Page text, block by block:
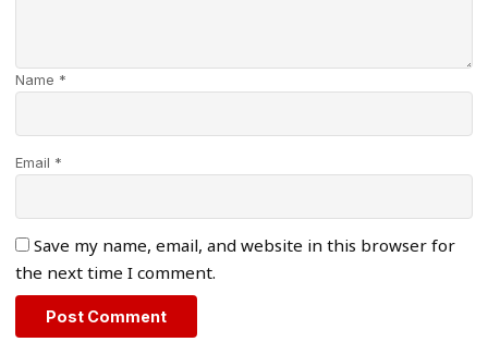
Name *
Email *
Save my name, email, and website in this browser for
the next time I comment.